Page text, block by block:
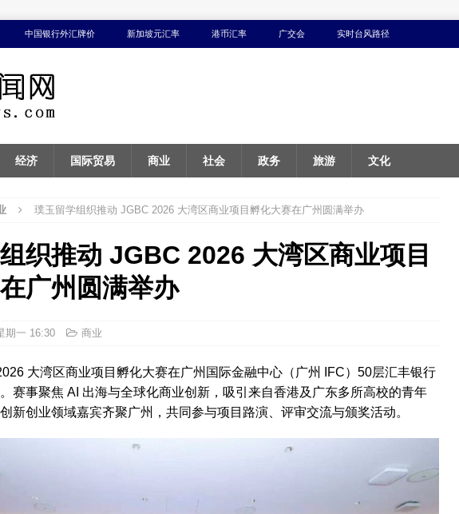
中国银行外汇牌价 新加坡元汇率 港币汇率 广交会 实时台风路径
经济 国际贸易 商业 社会 政务 旅游 文化
璞玉留学组织推动 JGBC 2026 大湾区商业项目孵化大赛在广州圆满举办
织推动 JGBC 2026 大湾区商业项目
广州圆满举办
期一 16:30 商业
大湾区商业项目孵化大赛在广州国际金融中心（广州 IFC）50层汇丰银行
赛事聚焦 AI 出海与全球化商业创新，吸引来自香港及广东多所高校的青年
新创业领域嘉宾齐聚广州，共同参与项目路演、评审交流与颁奖活动。